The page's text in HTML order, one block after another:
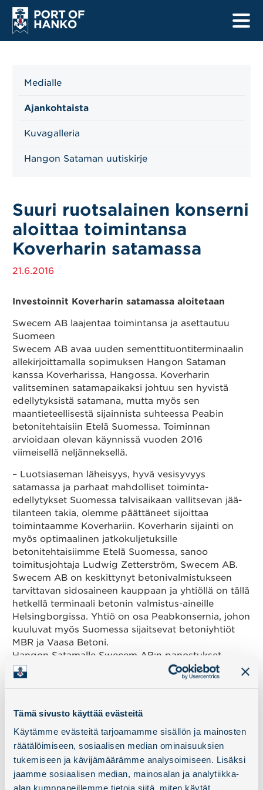
Tämä sivusto käyttää evästeitä
Käytämme evästeitä tarjoamamme sisällön ja mainosten
räätälöimiseen, sosiaalisen median ominaisuuksien
tukemiseen ja kävijämäärämme analysoimiseen. Lisäksi
jaamme sosiaalisen median, mainosalan ja analytiikka-
alan kumppaneillemme tietoja siitä, miten käytät
Tietoa kuljettajille
Tietoa merenkulkijoille
Suomeksi
Medialle
Ajankohtaista
Kuvagalleria
Hangon Sataman uutiskirje
Suuri ruotsalainen konserni
aloittaa toimintansa
Koverharin satamassa
21.6.2016
Investoinnit Koverharin satamassa aloitetaan
Swecem AB laajentaa toimintansa ja asettautuu
Suomeen
Swecem AB avaa uuden sementtituontiterminaalin
allekirjoittamalla sopimuksen Hangon Sataman
kanssa Koverharissa, Hangossa. Koverharin
valitseminen satamapaikaksi johtuu sen hyvistä
edellytyksistä satamana, mutta myös sen
maantieteellisestä sijainnista suhteessa Peabin
betonitehtaisiin Etelä Suomessa. Toiminnan
arvioidaan olevan käynnissä vuoden 2016
viimeisellä neljänneksellä.
– Luotsiaseman läheisyys, hyvä vesisyvyys
satamassa ja parhaat mahdolliset toiminta-
edellytykset Suomessa talvisaikaan vallitsevan jää-
tilanteen takia, olemme päättäneet sijoittaa
toimintaamme Koverhariin. Koverharin sijainti on
myös optimaalinen jatkokuljetuksille
betonitehtaisiimme Etelä Suomessa, sanoo
toimitusjohtaja Ludwig Zetterström, Swecem AB.
Swecem AB on keskittynyt betonivalmistukseen
tarvittavan sidosaineen kauppaan ja yhtiöllä on tällä
hetkellä terminaali betonin valmistus-aineille
Helsingborgissa. Yhtiö on osa Peabkonsernia, johon
kuuluvat myös Suomessa sijaitsevat betoniyhtiöt
MBR ja Vaasa Betoni.
Hangon Satamalle Swecem AB:n panostukset
merkitsevät varsinaisen satamatoiminnan
aloittamista Koverharissa. Hangon Satama Oy:n ja
merikuljetukset Koverhariin alkavat. Toiminnan
aloittamista edeltää Swecem AB:n merkittävät
investoinnit Koverharissa. Tavaramäärät tulevat
nykysuunnitelmien mukaan olevan merkittävät
muutaman vuoden sisällä, Hangon Satama Oy:n
toimitusjohtaja Anders Ahlvik toteaa.